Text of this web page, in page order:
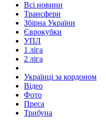
Всі новини
Трансфери
Збірна України
Єврокубки
УПЛ
1 ліга
2 ліга
Українці за кордоном
Відео
Фото
Преса
Трибуна